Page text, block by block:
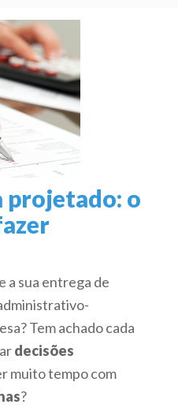
projetado: o
a sua entrega de
Tem achado cada
decisões
muito tempo com
?